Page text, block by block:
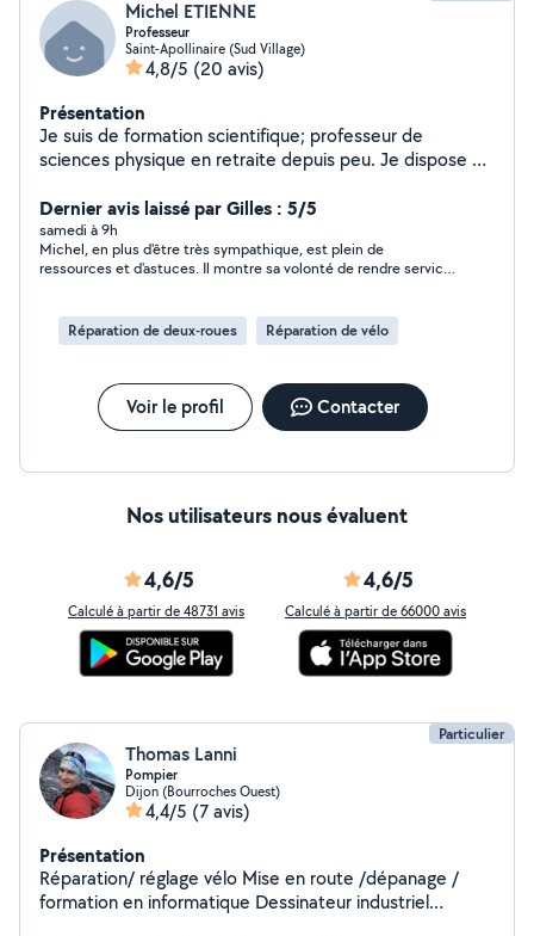
Michel ETIENNE
Professeur
Saint-Apollinaire (Sud Village)
4,8/5 (20 avis)
Présentation
Je suis de formation scientifique; professeur de
sciences physique en retraite depuis peu. Je dispose de
tronçonneuse; j'aime les activités extérieures auxquelles
j'apporte le plus grand soin.
Dernier avis laissé par Gilles : 5/5
samedi à 9h
Michel, en plus d'être très sympathique, est plein de
ressources et d'astuces. Il montre sa volonté de rendre service.
Réparation de deux-roues
Réparation de vélo
Voir le profil Contacter
Nos utilisateurs nous évaluent
4,6/5
Calculé à partir de 48731 avis
4,6/5
Calculé à partir de 66000 avis
Particulier
Thomas Lanni
Pompier
Dijon (Bourroches Ouest)
4,4/5 (7 avis)
Présentation
Réparation/ réglage vélo Mise en route /dépanage /
formation en informatique Dessinateur industriel